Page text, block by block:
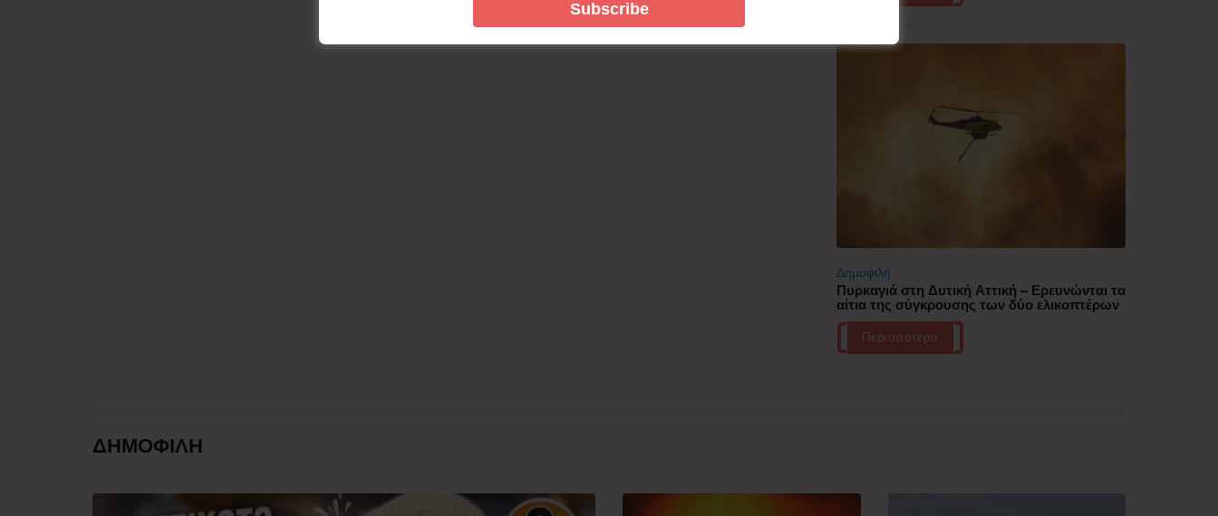
Δημοφιλή
Πυρκαγιά στη Δυτική Αττική – Ερευνώνται τα
αίτια της σύγκρουσης των δύο ελικοπτέρων
Περισσότερα
ΔΗΜΟΦΙΛΗ